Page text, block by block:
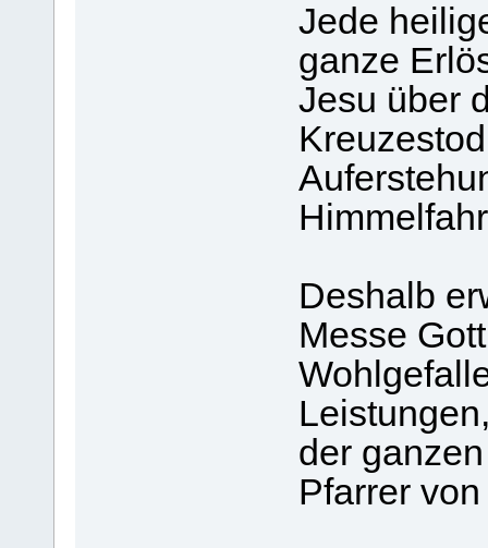
Jede
ganze
Jesu über
Deshalb
Messe
der
Pfarrer